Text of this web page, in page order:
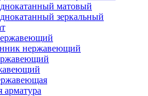
матовый
зеркальный
нержавеющий
арматура